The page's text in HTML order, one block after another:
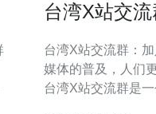
台湾X站交
台湾X站交流群：加入
媒体的普及，人们
台湾X站交流群是